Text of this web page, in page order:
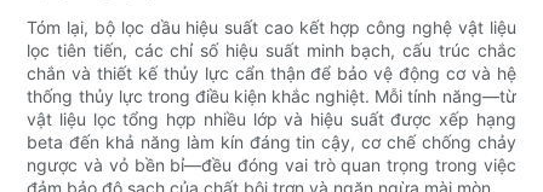
Tóm lại, bộ lọc dầu hiệu suất cao kết hợp công nghệ vật liệu
lọc tiên tiến, các chỉ số hiệu suất minh bạch, cấu trúc chắc
chắn và thiết kế thủy lực cẩn thận để bảo vệ động cơ và hệ
thống thủy lực trong điều kiện khắc nghiệt. Mỗi tính năng—từ
vật liệu lọc tổng hợp nhiều lớp và hiệu suất được xếp hạng
beta đến khả năng làm kín đáng tin cậy, cơ chế chống chảy
ngược và vỏ bền bỉ—đều đóng vai trò quan trọng trong việc